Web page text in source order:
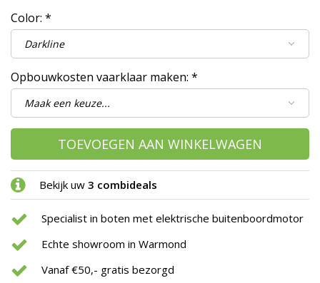
Color: *
Opbouwkosten vaarklaar maken: *
TOEVOEGEN AAN WINKELWAGEN
Bekijk uw 3 combideals
Specialist in boten met elektrische buitenboordmotor
Echte showroom in Warmond
Vanaf €50,- gratis bezorgd